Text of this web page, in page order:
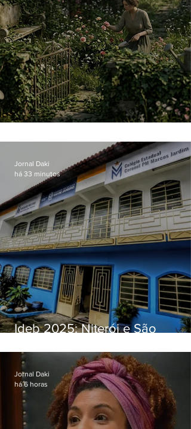
Ideb 2025: Niterói e São
distintos no ensino médio; veja
Jornal Daki
há 33 minutos
Jornal Daki
há 6 horas